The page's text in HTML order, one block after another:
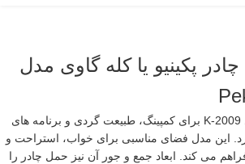
پکینیو یا کله گاوی مدل
چادر پکینیو کله گاوی مدل K-2009 برای کمپینگ، طبیعت گردی و برنامه های
این مدل فضای مناسبی برای خواب، استراحت و
می کند. ابعاد جمع و جور آن نیز حمل چادر را